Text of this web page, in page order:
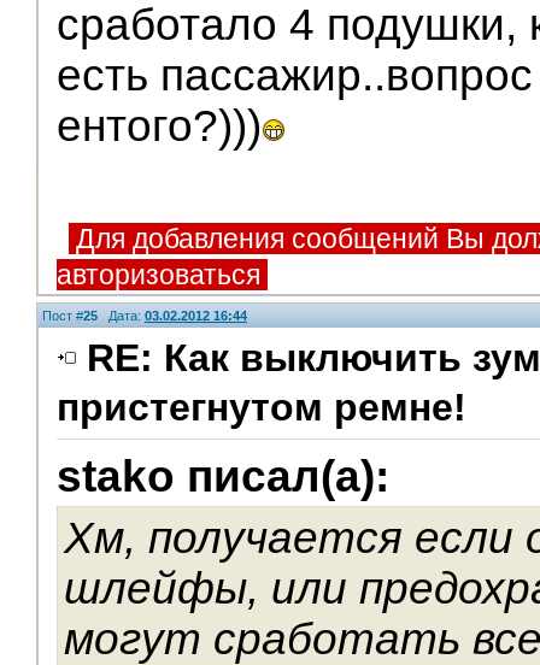
сработало 4 подушки,
есть
ентого?)))
Для добавления сообщений Вы
авторизоваться
Пост #25 Дата: 03.02.2012 16:44
RE: Как выключить
пристегнутом ремне!
stako писал(а):
Хм, получается если
шлейфы, или
могут сработать